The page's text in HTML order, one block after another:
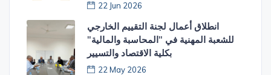
22 Jun 2026
​انطلاق أعمال لجنة التقييم الخارجي
للشعبة المهنية في "المحاسبة والمالية"
بكلية الاقتصاد والتسيير
22 May 2026